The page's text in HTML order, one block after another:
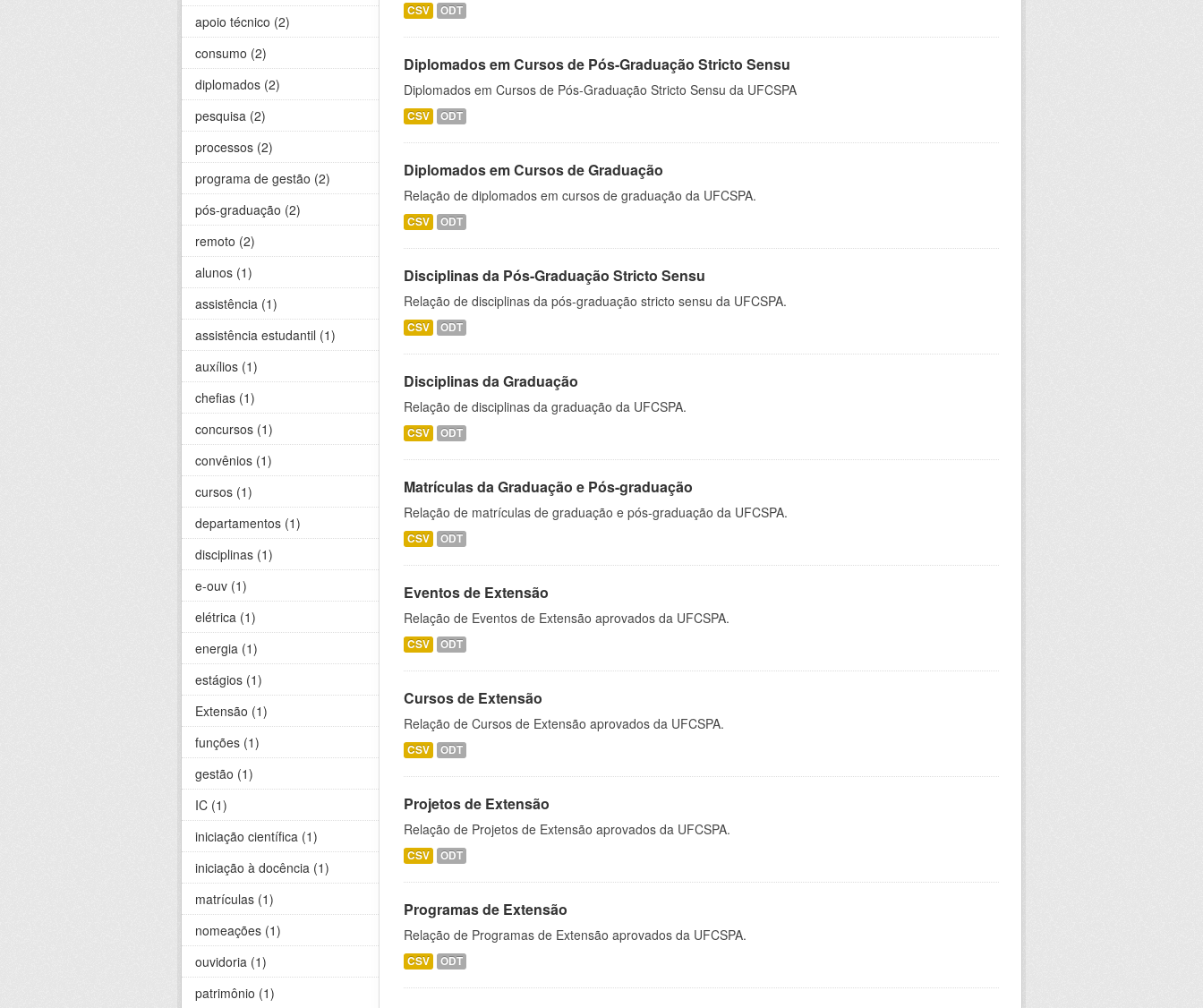
CSV ODT
Diplomados em Cursos de Pós-Graduação Stricto Sensu
Diplomados em Cursos de Pós-Graduação Stricto Sensu da UFCSPA
CSV ODT
Diplomados em Cursos de Graduação
Relação de diplomados em cursos de graduação da UFCSPA.
CSV ODT
Disciplinas da Pós-Graduação Stricto Sensu
Relação de disciplinas da pós-graduação stricto sensu da UFCSPA.
CSV ODT
Disciplinas da Graduação
Relação de disciplinas da graduação da UFCSPA.
CSV ODT
Matrículas da Graduação e Pós-graduação
Relação de matrículas de graduação e pós-graduação da UFCSPA.
CSV ODT
Eventos de Extensão
Relação de Eventos de Extensão aprovados da UFCSPA.
CSV ODT
Cursos de Extensão
Relação de Cursos de Extensão aprovados da UFCSPA.
CSV ODT
Projetos de Extensão
Relação de Projetos de Extensão aprovados da UFCSPA.
CSV ODT
Programas de Extensão
Relação de Programas de Extensão aprovados da UFCSPA.
CSV ODT
apoio técnico (2)
consumo (2)
diplomados (2)
pesquisa (2)
processos (2)
programa de gestão (2)
pós-graduação (2)
remoto (2)
alunos (1)
assistência (1)
assistência estudantil (1)
auxílios (1)
chefias (1)
concursos (1)
convênios (1)
cursos (1)
departamentos (1)
disciplinas (1)
e-ouv (1)
elétrica (1)
energia (1)
estágios (1)
Extensão (1)
funções (1)
gestão (1)
IC (1)
iniciação científica (1)
iniciação à docência (1)
matrículas (1)
nomeações (1)
ouvidoria (1)
patrimônio (1)